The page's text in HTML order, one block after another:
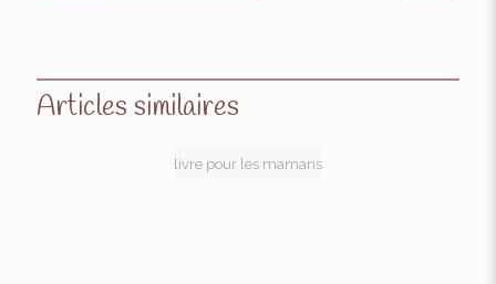
Articles similaires
livre pour les mamans